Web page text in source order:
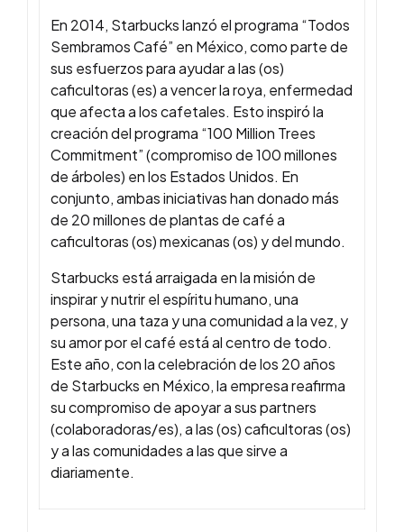
En 2014, Starbucks lanzó el programa “Todos
Sembramos Café” en México, como parte de
sus esfuerzos para ayudar a las (os)
caficultoras (es) a vencer la roya, enfermedad
que afecta a los cafetales. Esto inspiró la
creación del programa “100 Million Trees
Commitment” (compromiso de 100 millones
de árboles) en los Estados Unidos. En
conjunto, ambas iniciativas han donado más
de 20 millones de plantas de café a
caficultoras (os) mexicanas (os) y del mundo.
Starbucks está arraigada en la misión de
inspirar y nutrir el espíritu humano, una
persona, una taza y una comunidad a la vez, y
su amor por el café está al centro de todo.
Este año, con la celebración de los 20 años
de Starbucks en México, la empresa reafirma
su compromiso de apoyar a sus partners
(colaboradoras/es), a las (os) caficultoras (os)
y a las comunidades a las que sirve a
diariamente.